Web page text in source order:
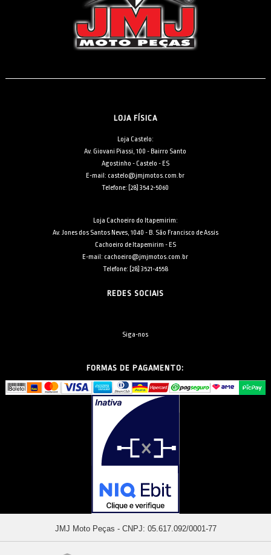
LOJA FÍSICA
Loja Castelo:
Av. Giovani Piassi, 100 - Bairro Santo
Agostinho - Castelo - ES
E-mail: castelo@jmjmotos.com.br
Telefone: [28] 3542-5060
Loja Cachoeiro do Itapemirim:
Av. Jones dos Santos Neves, 1040 - B. São Francisco de Assis
Cachoeiro de Itapemirim - ES
E-mail: cachoeiro@jmjmotos.com.br
Telefone: [28] 3521-4558
REDES SOCIAIS
Siga-nos
FORMAS DE PAGAMENTO:
JMJ Moto Peças - CNPJ: 05.617.092/0001-77